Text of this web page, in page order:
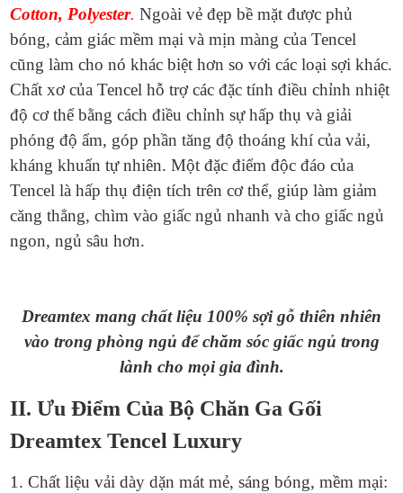
Cotton, Polyester. Ngoài vẻ đẹp bề mặt được phủ
bóng, cảm giác mềm mại và mịn màng của Tencel
cũng làm cho nó khác biệt hơn so với các loại sợi khác.
Chất xơ của Tencel hỗ trợ các đặc tính điều chỉnh nhiệt
độ cơ thể bằng cách điều chỉnh sự hấp thụ và giải
phóng độ ẩm, góp phần tăng độ thoáng khí của vải,
kháng khuẩn tự nhiên. Một đặc điểm độc đáo của
Tencel là hấp thụ điện tích trên cơ thể, giúp làm giảm
căng thẳng, chìm vào giấc ngủ nhanh và cho giấc ngủ
ngon, ngủ sâu hơn.
Dreamtex mang chất liệu 100% sợi gỗ thiên nhiên
vào trong phòng ngủ để chăm sóc giấc ngủ trong
lành cho mọi gia đình.
II. Ưu Điểm Của Bộ Chăn Ga Gối
Dreamtex Tencel Luxury
1. Chất liệu vải dày dặn mát mẻ, sáng bóng, mềm mại: